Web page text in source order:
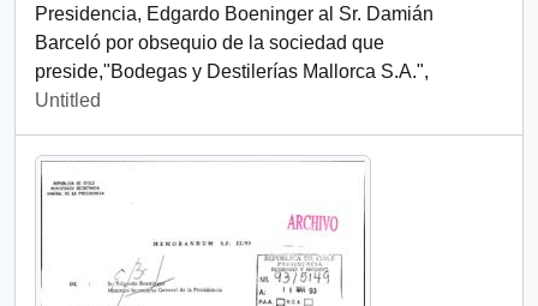
Presidencia, Edgardo Boeninger al Sr. Damián
Barceló por obsequio de la sociedad que
preside,"Bodegas y Destilerías Mallorca S.A.",
Untitled